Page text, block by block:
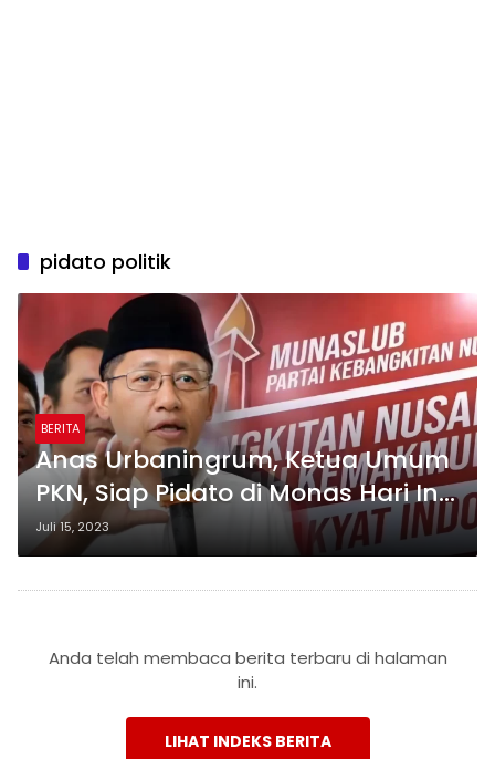
pidato politik
BERITA
Anas Urbaningrum, Ketua Umum
PKN, Siap Pidato di Monas Hari Ini:
Janji Digantung dalam Sorotan
Resmi
Juli 15, 2023
Anda telah membaca berita terbaru di halaman
ini.
LIHAT INDEKS BERITA